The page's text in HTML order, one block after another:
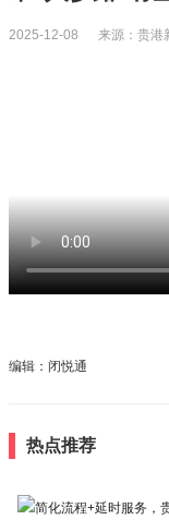
2025-12-08 来源：贵港
编辑：闭悦通
热点推荐